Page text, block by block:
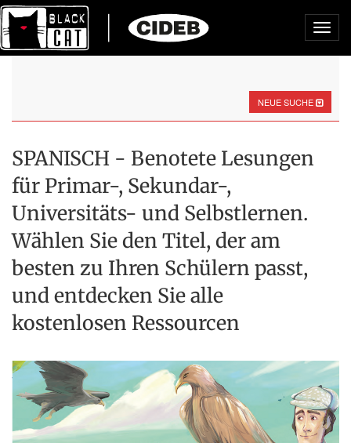
NEUE SUCHE
SPANISCH - Benotete Lesungen
für Primar-, Sekundar-,
Universitäts- und Selbstlernen.
Wählen Sie den Titel, der am
besten zu Ihren Schülern passt,
und entdecken Sie alle
kostenlosen Ressourcen